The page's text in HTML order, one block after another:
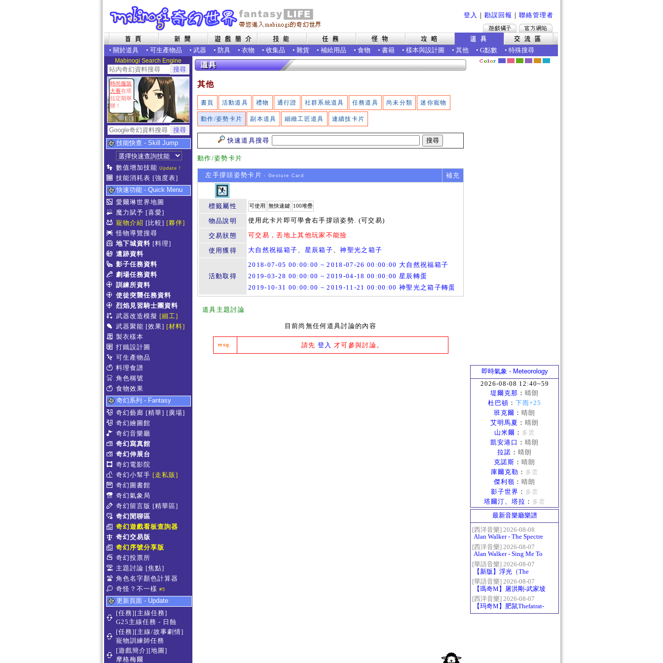
登入 ｜ 勘誤回報 ｜ 聯絡管理者
• 關於道具 • 可生產物品 • 武器 • 防具 • 衣物 • 收集品 • 雜貨 • 補給用品 • 食物 • 書籍 • 樣本與設計圖 • 其他 • G點數 • 特殊搜尋
Mabinogi Search Engine
時尚服裝
大賽在塔
拉定期舉
辦！
技能快查 - Skill Jump
數值增加技能 Update !
技能消耗表 [強度表]
快速功能 - Quick Menu
愛爾琳世界地圖
魔力賦予 [喜愛]
寵物介紹 [比較] [夥伴]
怪物導覽搜尋
地下城資料 [料理]
遺跡資料
影子任務資料
劇場任務資料
訓練所資料
使徒突襲任務資料
烈焰見習騎士團資料
武器改造模擬 [細工]
武器聚能 [效果] [材料]
製衣樣本
打鐵設計圖
可生產物品
料理食譜
角色稱號
食物效果
奇幻系列 - Fantasy
奇幻藝廊 [精華] [廣場]
奇幻繪圖館
奇幻音樂廳
奇幻寫真館
奇幻伸展台
奇幻電影院
奇幻小幫手 [走私販]
奇幻圖書館
奇幻氣象局
奇幻留言版 [精華區]
奇幻閒聊區
奇幻遊戲看板查詢器
奇幻交易版
奇幻序號分享版
奇幻投票所
主題討論 [焦點]
角色名字顏色計算器
奇怪？不一樣 #5
更新頁面 - Update
[任務][主線任務]
G25主線任務 - 日蝕
[任務][主線/故事劇情]
寵物訓練師任務
[遊戲簡介][地圖]
摩格梅爾
其他
書頁 活動道具 禮物 通行證 社群系統道具 任務道具 尚未分類 迷你寵物
動作/姿勢卡片 副本道具 細緻工匠道具 連續技卡片
快速道具搜尋
動作/姿勢卡片
左手撐頭姿勢卡片 - Gesture Card 補充
標籤屬性 可使用 無快速鍵 100堆疊
物品說明 使用此卡片即可學會右手撐頭姿勢. (可交易)
交易狀態 可交易，丟地上其他玩家不能撿
使用獲得 大自然祝福箱子、 星辰箱子、神聖光之箱子
活動取得
2018-07-05 00:00:00 ~ 2018-07-26 00:00:00 大自然祝福箱子
2019-03-28 00:00:00 ~ 2019-04-18 00:00:00 星辰轉蛋
2019-10-31 00:00:00 ~ 2019-11-21 00:00:00 神聖光之箱子轉蛋
道具主題討論
目前尚無任何道具討論的內容
msg. 請先 登入 才可參與討論。
即時氣象 - Meteorology
2026-08-08 12:40~59
堤爾克那 ： 晴朗
杜巴頓 ： 下雨+25
班克爾 ： 晴朗
艾明馬夏 ： 晴朗
山米爾 ： 多雲
凱安港口 ： 晴朗
拉諾 ： 晴朗
克諾斯 ： 晴朗
庫爾克勒 ： 多雲
傑利嶺 ： 晴朗
影子世界 ： 多雲
塔爾汀、塔拉 ： 多雲
最新音樂廳樂譜
[西洋音樂] 2026-08-08
Alan Walker - The Spectre
[西洋音樂] 2026-08-07
Alan Walker - Sing Me To
Sleep
[華語音樂] 2026-08-07
【新版】浮光（The
History）：六和弦
[華語音樂] 2026-08-07
【瑪奇M】屠洪剛-武家坡
2021
[西洋音樂] 2026-08-07
【玛奇M】肥鼠Thefatrat-
Monody